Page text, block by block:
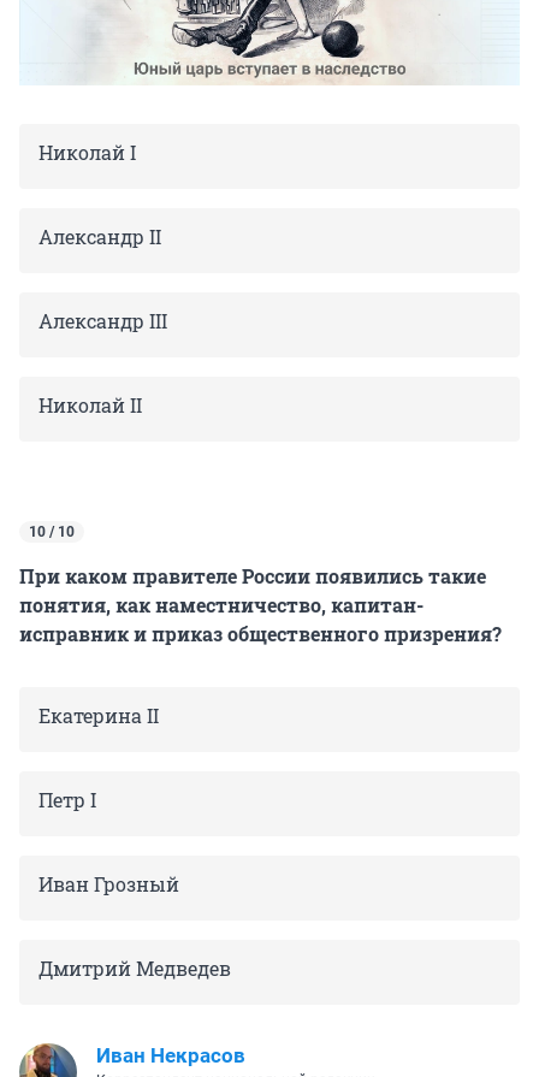
Николай I
Александр II
Александр III
Николай II
10 / 10
При каком правителе России появились такие
понятия, как наместничество, капитан-
исправник и приказ общественного призрения?
Екатерина II
Петр I
Иван Грозный
Дмитрий Медведев
Иван Некрасов